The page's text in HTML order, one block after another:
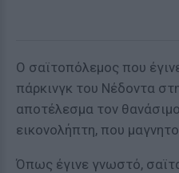
Ο σαϊτοπόλεμος που
πάρκινγκ του Νέδοντα
αποτέλεσμα τον
εικονολήπτη, που
Όπως έγινε γνωστό,